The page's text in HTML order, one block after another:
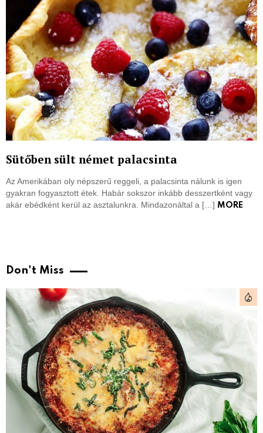
Sütőben sült német palacsinta
Az Amerikában oly népszerű reggeli, a palacsinta nálunk is igen
gyakran fogyasztott étek. Habár sokszor inkább desszertként vagy
akár ebédként kerül az asztalunkra. Mindazonáltal a […] MORE
Don't Miss